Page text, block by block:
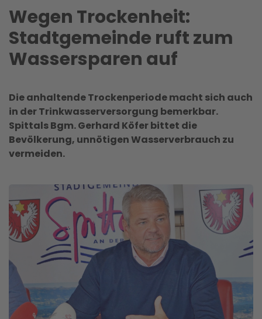
Wegen Trockenheit:
Stadtgemeinde ruft zum
Wassersparen auf
Die anhaltende Trockenperiode macht sich auch
in der Trinkwasserversorgung bemerkbar.
Spittals Bgm. Gerhard Köfer bittet die
Bevölkerung, unnötigen Wasserverbrauch zu
vermeiden.